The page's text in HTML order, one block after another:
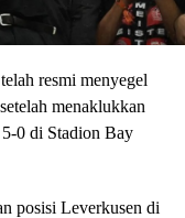
resmi menyegel
menaklukkan
0 di Stadion Bay
posisi Leverkusen di